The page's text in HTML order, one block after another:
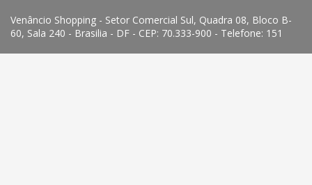
Venâncio Shopping - Setor Comercial Sul, Quadra 08, Bloco B-
60, Sala 240 - Brasilia - DF - CEP: 70.333-900 - Telefone: 151